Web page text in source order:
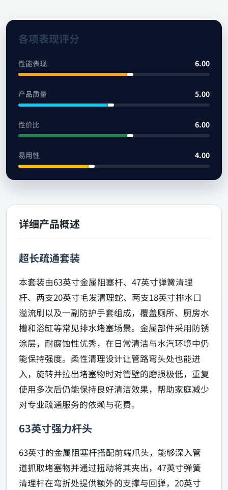
各项表现评分
性能表现 6.00
产品质量 5.00
性价比 6.00
易用性 4.00
详细产品概述
超长疏通套装
本套装由63英寸金属阻塞杆、47英寸弹簧清理
杆、两支20英寸毛发清理蛇、两支18英寸排水口
溢流刷以及一副防护手套组成，覆盖厕所、厨房水
槽和浴缸等常见排水堵塞场景。金属部件采用防锈
涂层，耐腐蚀性优秀，在日常清洁与水汽环境中仍
能保持强度。柔性清理设计让管路弯头处也能进
入，旋转并拉出堵塞物时对管壁的磨损极低，重复
使用多次后仍能保持良好清洁效果，帮助家庭减少
对专业疏通服务的依赖与花费。
63英寸强力杆头
63英寸的金属阻塞杆搭配前端爪头，能够深入管
道抓取堵塞物并通过扭动将其夹出，47英寸弹簧
清理杆在弯折处提供额外的支撑与回弹，20英寸